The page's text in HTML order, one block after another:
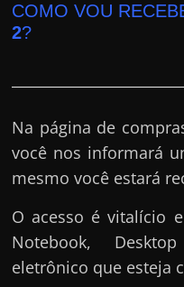
COMO VOU
2?
Na página de
você nos informará
mesmo você estará
O acesso é vitalício
Notebook,
eletrônico que esteja